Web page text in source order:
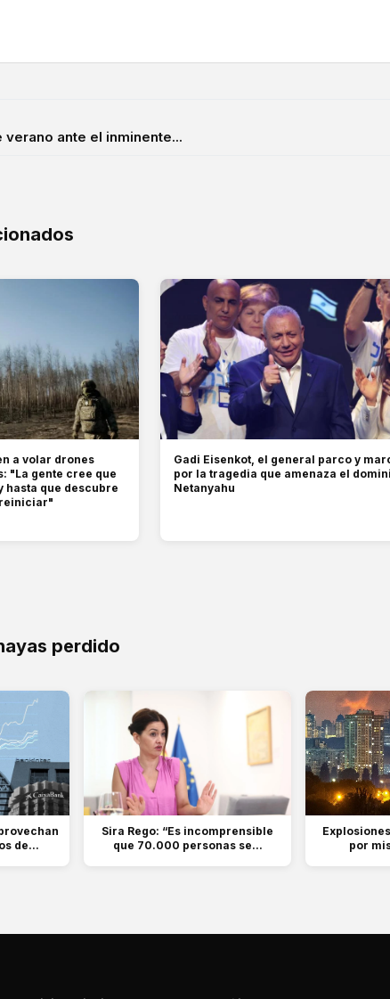
ante el inminente...
a volar drones
"La gente cree que
hasta que descubre
Gadi Eisenkot, el general parco y
por la tragedia que amenaza el
Netanyahu
perdido
de...
Sira Rego: “Es incomprensible
que 70.000 personas se...
por